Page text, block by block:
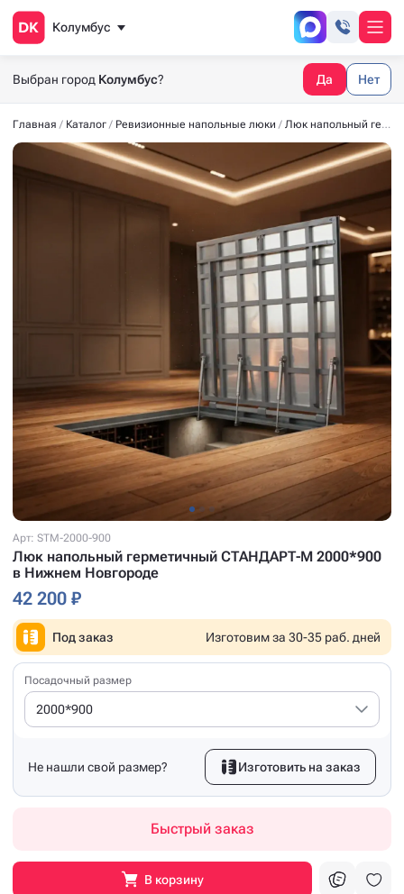
Колумбус
Выбран город Колумбус? Да Нет
Главная Каталог Ревизионные напольные люки Люк напольный герметичный СТАНДАРТ-М 2000*900
Арт: STM-2000-900
Люк напольный герметичный СТАНДАРТ-М 2000*900
в Нижнем Новгороде
42 200 ₽
Под заказ Изготовим за 30-35 раб. дней
Посадочный размер
2000*900
Не нашли свой размер? Изготовить на заказ
Быстрый заказ
В корзину